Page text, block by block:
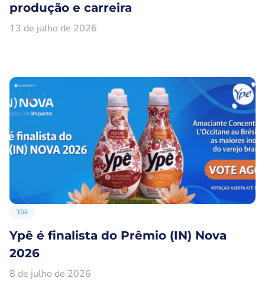
produção e carreira
13 de julho de 2026
Ypê
Ypê é finalista do Prêmio (IN) Nova
2026
8 de julho de 2026